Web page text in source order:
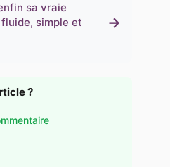
sa vraie
simple et
→
?